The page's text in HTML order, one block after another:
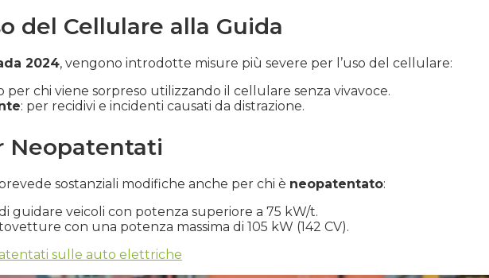
del Cellulare alla Guida
2024, vengono introdotte misure più severe per l’uso del cellulare:
per chi viene sorpreso utilizzando il cellulare senza vivavoce.
: per recidivi e incidenti causati da distrazione.
Neopatentati
sostanziali modifiche anche per chi è neopatentato:
guidare veicoli con potenza superiore a 75 kW/t.
con una potenza massima di 105 kW (142 CV).
sulle auto elettriche